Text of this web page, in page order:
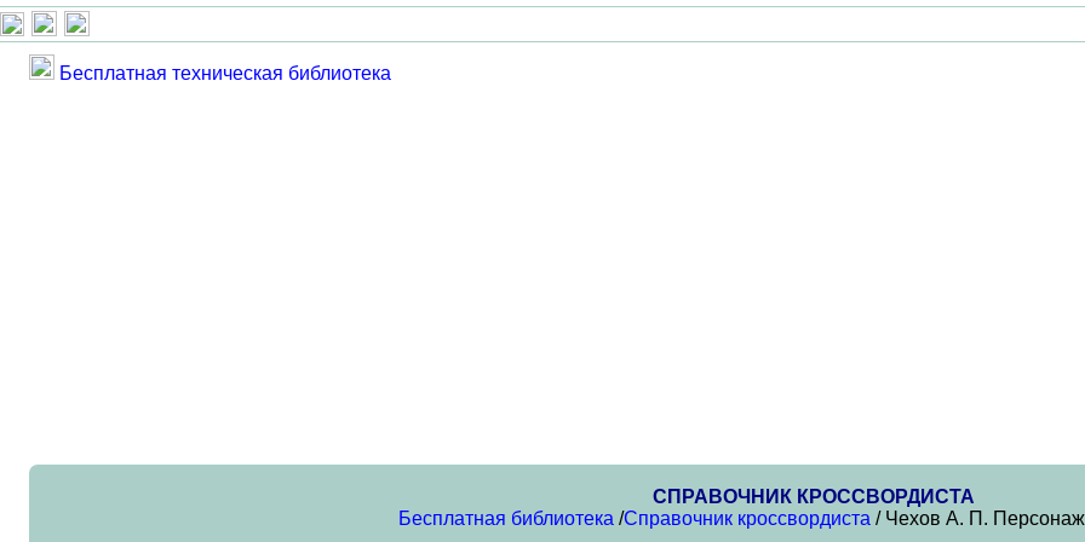
Бесплатная техническая библиотека
СПРАВОЧНИК КРОССВОРДИСТА
Бесплатная библиотека /Справочник кроссвордиста / Чехов А. П.